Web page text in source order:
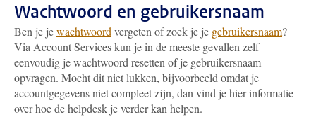
Wachtwoord en gebruikersnaam
Ben je jewachtwoord vergeten of zoek je je gebruikersnaam?
Via Account Services kun je in de meeste gevallen zelf
eenvoudig je wachtwoord resetten of je gebruikersnaam
opvragen. Mocht dit niet lukken, bijvoorbeeld omdat je
accountgegevens niet compleet zijn, dan vind je hier informatie
over hoe de helpdesk je verder kan helpen.